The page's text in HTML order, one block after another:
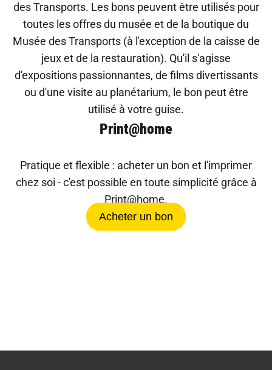
des Transports. Les bons peuvent être utilisés pour
toutes les offres du musée et de la boutique du
Musée des Transports (à l'exception de la caisse de
jeux et de la restauration). Qu'il s'agisse
d'expositions passionnantes, de films divertissants
ou d'une visite au planétarium, le bon peut être
utilisé à votre guise.
Print@home
Pratique et flexible : acheter un bon et l'imprimer
chez soi - c'est possible en toute simplicité grâce à
Print@home.
Acheter un bon